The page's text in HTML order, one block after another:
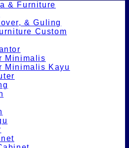
& Furniture
& Guling
Custom
Minimalis
Minimalis Kayu